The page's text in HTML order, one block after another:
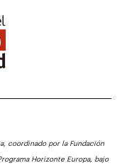
coordinado por la Fundación
Horizonte Europa, bajo